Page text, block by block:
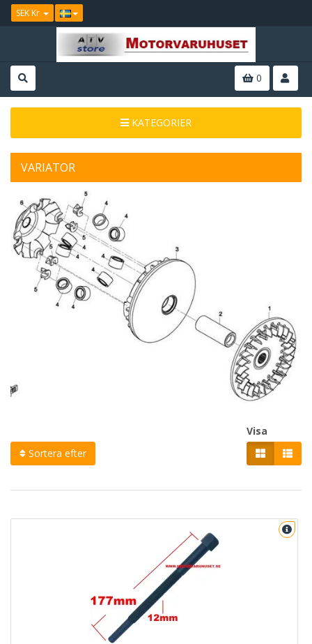
SEK Kr
0
KATEGORIER
VARIATOR
Sortera efter
Visa